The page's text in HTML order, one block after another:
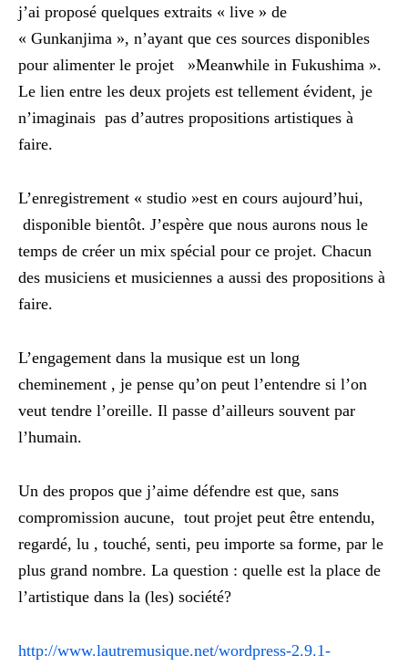
j’ai proposé quelques extraits « live » de
« Gunkanjima », n’ayant que ces sources disponibles
pour alimenter le projet »Meanwhile in Fukushima ».
Le lien entre les deux projets est tellement évident, je
n’imaginais pas d’autres propositions artistiques à
faire.
L’enregistrement « studio »est en cours aujourd’hui,
disponible bientôt. J’espère que nous aurons nous le
temps de créer un mix spécial pour ce projet. Chacun
des musiciens et musiciennes a aussi des propositions à
faire.
L’engagement dans la musique est un long
cheminement , je pense qu’on peut l’entendre si l’on
veut tendre l’oreille. Il passe d’ailleurs souvent par
l’humain.
Un des propos que j’aime défendre est que, sans
compromission aucune, tout projet peut être entendu,
regardé, lu , touché, senti, peu importe sa forme, par le
plus grand nombre. La question : quelle est la place de
l’artistique dans la (les) société?
http://www.lautremusique.net/wordpress-2.9.1-